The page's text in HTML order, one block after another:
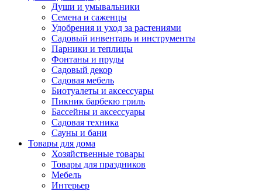
Души и умывальники
Семена и саженцы
Удобрения и уход за растениями
Садовый инвентарь и инструменты
Парники и теплицы
Фонтаны и пруды
Садовый декор
Садовая мебель
Биотуалеты и аксессуары
Пикник барбекю гриль
Бассейны и аксессуары
Садовая техника
Сауны и бани
Товары для дома
Хозяйственные товары
Товары для праздников
Мебель
Интерьер